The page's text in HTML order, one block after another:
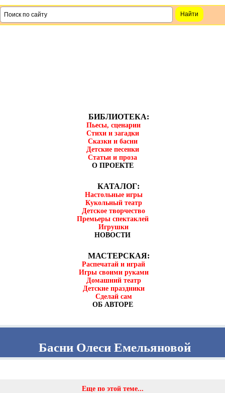
БИБЛИОТЕКА:
Пьесы, сценарии
Стихи и загадки
Сказки и басни
Детские песенки
Статьи и проза
О ПРОЕКТЕ
КАТАЛОГ:
Настольные игры
Кукольный театр
Детское творчество
Премьеры спектаклей
Игрушки
НОВОСТИ
МАСТЕРСКАЯ:
Распечатай и играй
Игры своими руками
Домашний театр
Детские праздники
Сделай сам
ОБ АВТОРЕ
Басни Олеси Емельяновой
Еще по этой теме...